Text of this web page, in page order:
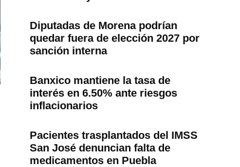
Diputadas de Morena podrían
quedar fuera de elección 2027 por
sanción interna
Banxico mantiene la tasa de
interés en 6.50% ante riesgos
inflacionarios
Pacientes trasplantados del IMSS
San José denuncian falta de
medicamentos en Puebla